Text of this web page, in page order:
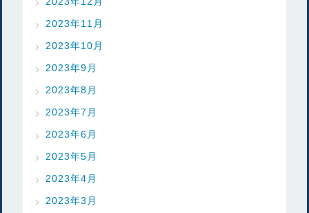
2023年11月
2023年10月
2023年9月
2023年8月
2023年7月
2023年6月
2023年5月
2023年4月
2023年3月